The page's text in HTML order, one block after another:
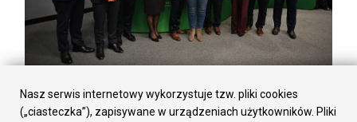
2025-09-29
"Zagroda Motyli" – nowa ekopracownia w Rudzie Śląskiej
Nasz serwis internetowy wykorzystuje tzw. pliki cookies
(„ciasteczka”), zapisywane w urządzeniach użytkowników. Pliki